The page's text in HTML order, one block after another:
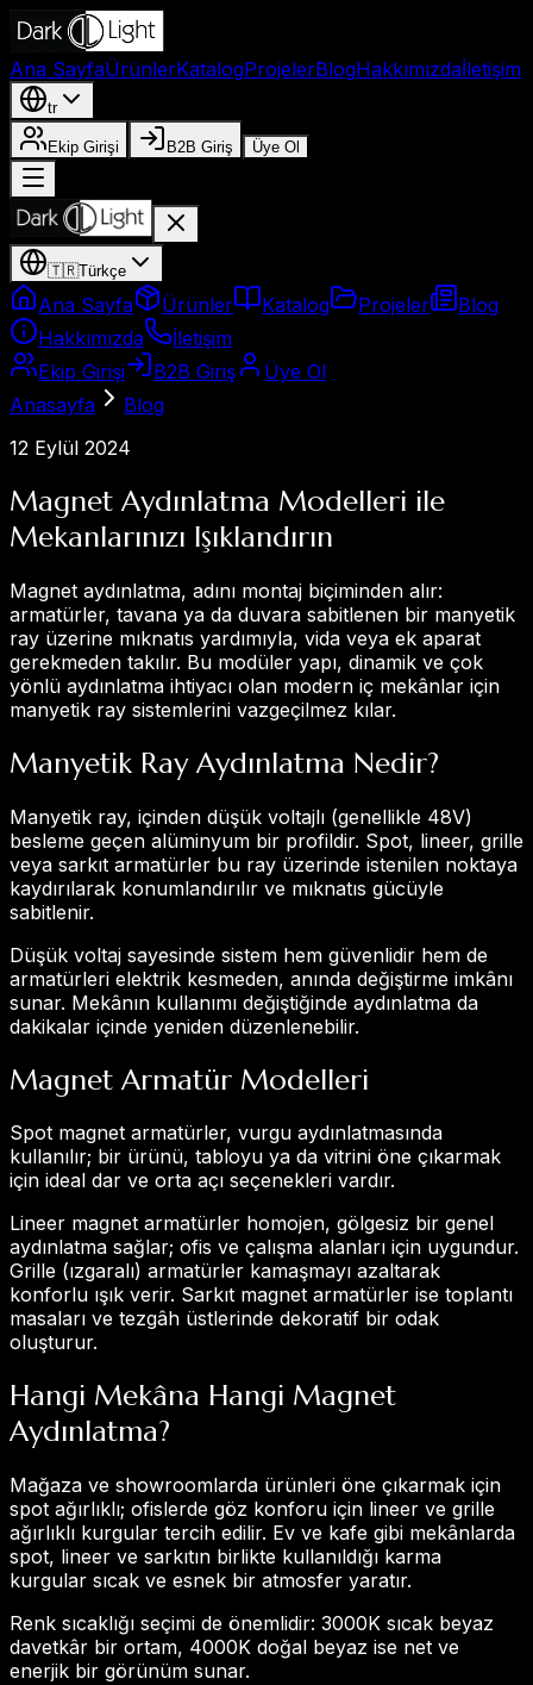
Ana SayfaÜrünlerKatalogProjelerBlogHakkımızdaİletişim
tr
Ekip Girişi B2B Giriş Üye Ol
🇹🇷Türkçe
Ana Sayfa Ürünler Katalog Projeler
Blog
Hakkımızda
İletişim
Ekip Girişi
B2B Giriş
Üye Ol
Anasayfa
Blog
12 Eylül 2024
Magnet Aydınlatma Modelleri ile
Mekanlarınızı Işıklandırın
Magnet aydınlatma, adını montaj biçiminden alır:
armatürler, tavana ya da duvara sabitlenen bir manyetik
ray üzerine mıknatıs yardımıyla, vida veya ek aparat
gerekmeden takılır. Bu modüler yapı, dinamik ve çok
yönlü aydınlatma ihtiyacı olan modern iç mekânlar için
manyetik ray sistemlerini vazgeçilmez kılar.
Manyetik Ray Aydınlatma Nedir?
Manyetik ray, içinden düşük voltajlı (genellikle 48V)
besleme geçen alüminyum bir profildir. Spot, lineer, grille
veya sarkıt armatürler bu ray üzerinde istenilen noktaya
kaydırılarak konumlandırılır ve mıknatıs gücüyle
sabitlenir.
Düşük voltaj sayesinde sistem hem güvenlidir hem de
armatürleri elektrik kesmeden, anında değiştirme imkânı
sunar. Mekânın kullanımı değiştiğinde aydınlatma da
dakikalar içinde yeniden düzenlenebilir.
Magnet Armatür Modelleri
Spot magnet armatürler, vurgu aydınlatmasında
kullanılır; bir ürünü, tabloyu ya da vitrini öne çıkarmak
için ideal dar ve orta açı seçenekleri vardır.
Lineer magnet armatürler homojen, gölgesiz bir genel
aydınlatma sağlar; ofis ve çalışma alanları için uygundur.
Grille (ızgaralı) armatürler kamaşmayı azaltarak
konforlu ışık verir. Sarkıt magnet armatürler ise toplantı
masaları ve tezgâh üstlerinde dekoratif bir odak
oluşturur.
Hangi Mekâna Hangi Magnet
Aydınlatma?
Mağaza ve showroomlarda ürünleri öne çıkarmak için
spot ağırlıklı; ofislerde göz konforu için lineer ve grille
ağırlıklı kurgular tercih edilir. Ev ve kafe gibi mekânlarda
spot, lineer ve sarkıtın birlikte kullanıldığı karma
kurgular sıcak ve esnek bir atmosfer yaratır.
Renk sıcaklığı seçimi de önemlidir: 3000K sıcak beyaz
davetkâr bir ortam, 4000K doğal beyaz ise net ve
enerjik bir görünüm sunar.